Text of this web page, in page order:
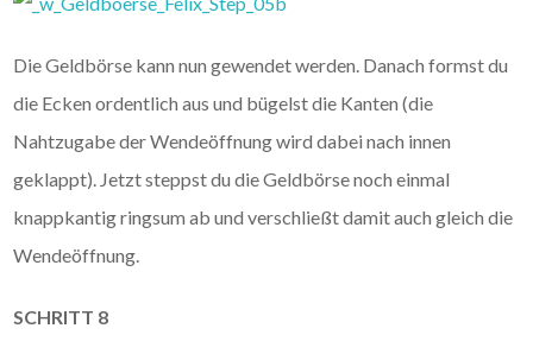
Die Geldbörse kann nun gewendet werden. Danach formst du
die Ecken ordentlich aus und bügelst die Kanten (die
Nahtzugabe der Wendeöffnung wird dabei nach innen
geklappt). Jetzt steppst du die Geldbörse noch einmal
knappkantig ringsum ab und verschließt damit auch gleich die
Wendeöffnung.
SCHRITT 8